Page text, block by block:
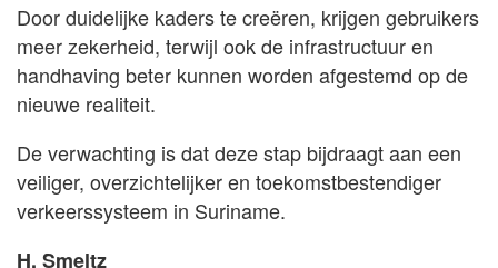
Door duidelijke kaders te creëren, krijgen gebruikers
meer zekerheid, terwijl ook de infrastructuur en
handhaving beter kunnen worden afgestemd op de
nieuwe realiteit.
De verwachting is dat deze stap bijdraagt aan een
veiliger, overzichtelijker en toekomstbestendiger
verkeerssysteem in Suriname.
H. Smeltz